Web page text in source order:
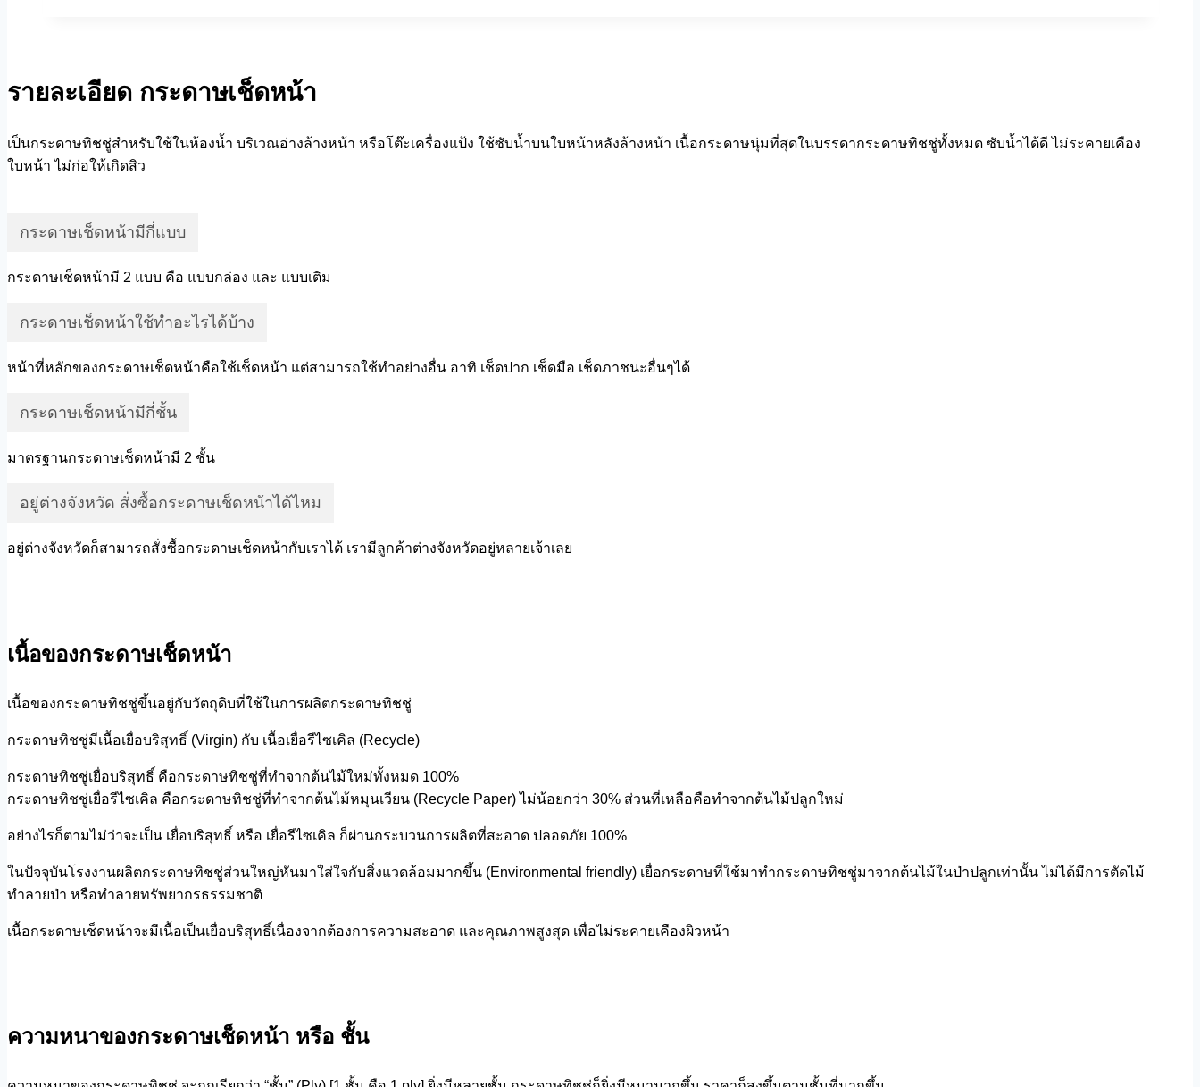
รายละเอียด กระดาษเช็ดหน้า
เป็นกระดาษทิชชู่สำหรับใช้ในห้องน้ำ บริเวณอ่างล้างหน้า หรือโต๊ะเครื่องแป้ง ใช้ซับน้ำบนใบหน้าหลังล้างหน้า เนื้อกระดาษนุ่มที่สุดในบรรดากระดาษทิชชู่ทั้งหมด ซับน้ำได้ดี ไม่ระคายเคือง
ใบหน้า ไม่ก่อให้เกิดสิว
กระดาษเช็ดหน้ามีกี่แบบ
กระดาษเช็ดหน้ามี 2 แบบ คือ แบบกล่อง และ แบบเติม
กระดาษเช็ดหน้าใช้ทำอะไรได้บ้าง
หน้าที่หลักของกระดาษเช็ดหน้าคือใช้เช็ดหน้า แต่สามารถใช้ทำอย่างอื่น อาทิ เช็ดปาก เช็ดมือ เช็ดภาชนะอื่นๆได้
กระดาษเช็ดหน้ามีกี่ชั้น
มาตรฐานกระดาษเช็ดหน้ามี 2 ชั้น
อยู่ต่างจังหวัด สั่งซื้อกระดาษเช็ดหน้าได้ไหม
อยู่ต่างจังหวัดก็สามารถสั่งซื้อกระดาษเช็ดหน้ากับเราได้ เรามีลูกค้าต่างจังหวัดอยู่หลายเจ้าเลย
เนื้อของกระดาษเช็ดหน้า
เนื้อของกระดาษทิชชู่ขึ้นอยู่กับวัตถุดิบที่ใช้ในการผลิตกระดาษทิชชู่
กระดาษทิชชู่มีเนื้อเยื่อบริสุทธิ์ (Virgin) กับ เนื้อเยื่อรีไซเคิล (Recycle)
กระดาษทิชชู่เยื่อบริสุทธิ์ คือกระดาษทิชชู่ที่ทำจากต้นไม้ใหม่ทั้งหมด 100%
กระดาษทิชชู่เยื่อรีไซเคิล คือกระดาษทิชชู่ที่ทำจากต้นไม้หมุนเวียน (Recycle Paper) ไม่น้อยกว่า 30% ส่วนที่เหลือคือทำจากต้นไม้ปลูกใหม่
อย่างไรก็ตามไม่ว่าจะเป็น เยื่อบริสุทธิ์ หรือ เยื่อรีไซเคิล ก็ผ่านกระบวนการผลิตที่สะอาด ปลอดภัย 100%
ในปัจจุบันโรงงานผลิตกระดาษทิชชู่ส่วนใหญ่หันมาใส่ใจกับสิ่งแวดล้อมมากขึ้น (Environmental friendly) เยื่อกระดาษที่ใช้มาทำกระดาษทิชชู่มาจากต้นไม้ในป่าปลูกเท่านั้น ไม่ได้มีการตัดไม้
ทำลายป่า หรือทำลายทรัพยากรธรรมชาติ
เนื้อกระดาษเช็ดหน้าจะมีเนื้อเป็นเยื่อบริสุทธิ์เนื่องจากต้องการความสะอาด และคุณภาพสูงสุด เพื่อไม่ระคายเคืองผิวหน้า
ความหนาของกระดาษเช็ดหน้า หรือ ชั้น